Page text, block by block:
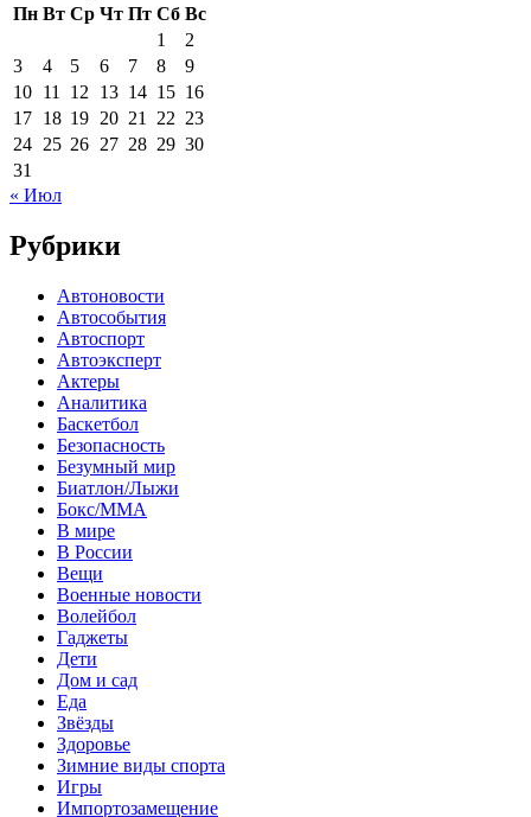
Пн Вт Ср Чт Пт Сб Вс
1
2
3
4 5 6 7 8
9
10 11 12 13 14 15 16
17 18 19 20 21 22 23
24 25 26 27 28 29 30
31
« Июл
Рубрики
Автоновости
Автособытия
Автоспорт
Автоэксперт
Актеры
Аналитика
Баскетбол
Безопасность
Безумный мир
Биатлон/Лыжи
Бокс/MMA
В мире
В России
Вещи
Военные новости
Волейбол
Гаджеты
Дети
Дом и сад
Еда
Звёзды
Здоровье
Зимние виды спорта
Игры
Импортозамещение